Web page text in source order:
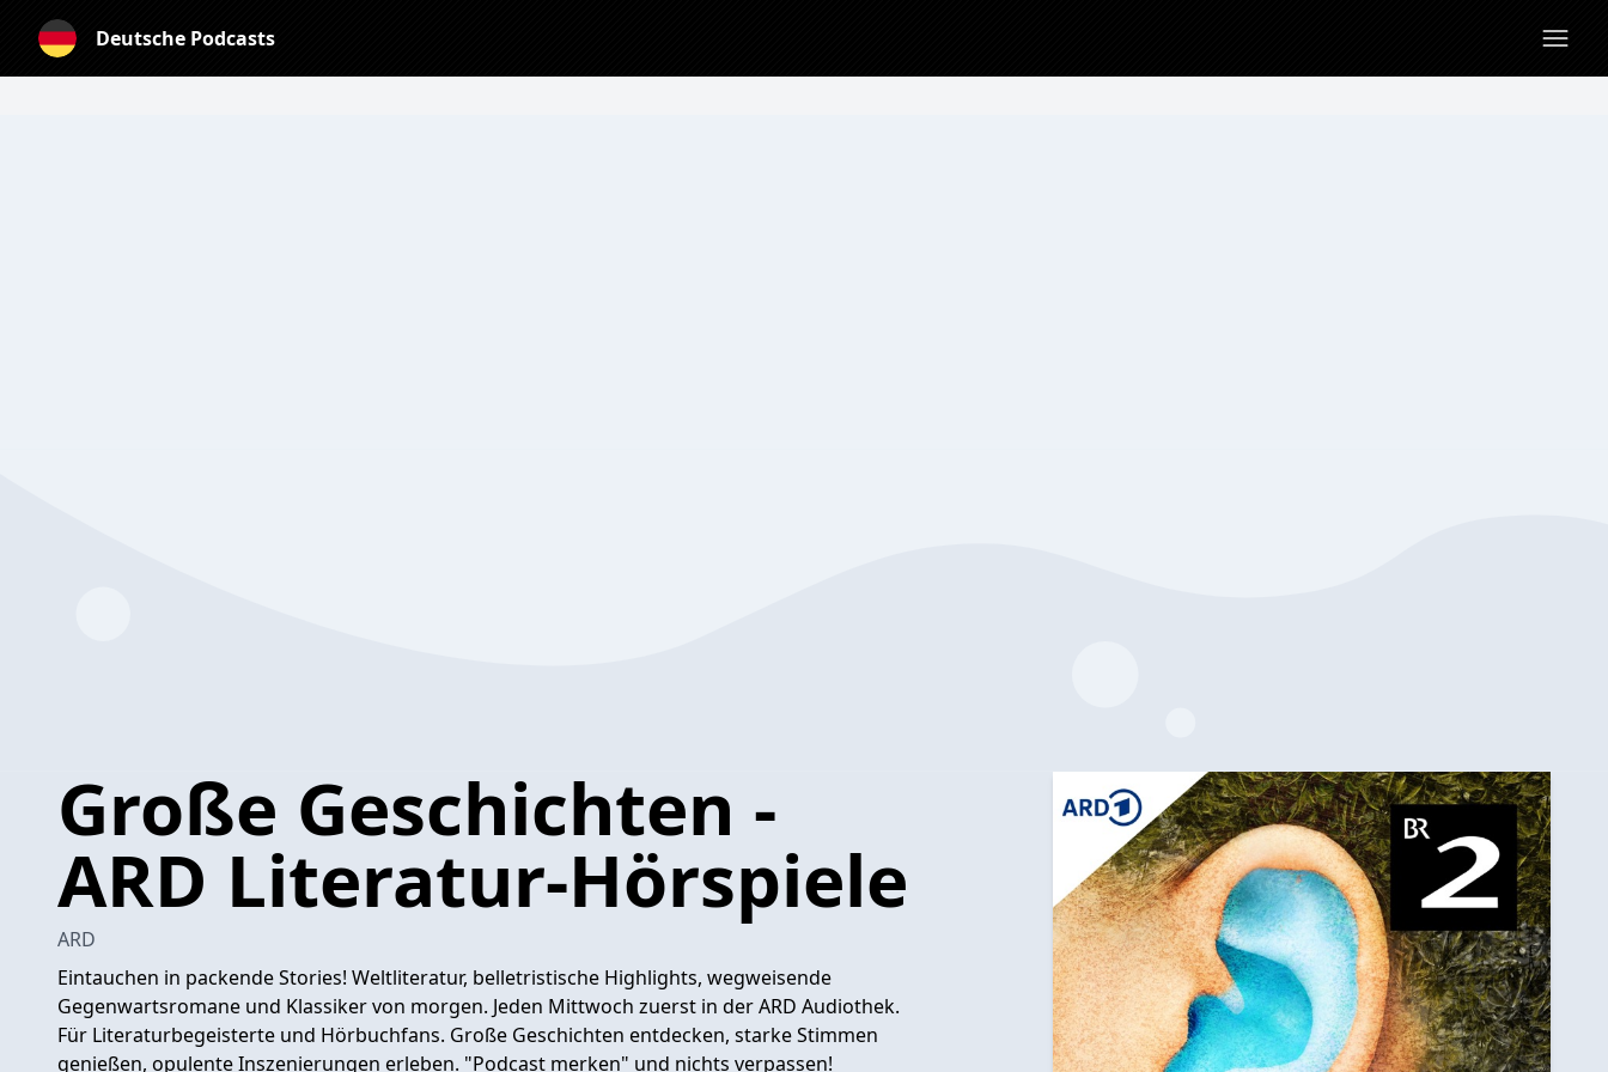
Deutsche Podcasts
Große Geschichten -
ARD Literatur-Hörspiele
ARD
Eintauchen in packende Stories! Weltliteratur, belletristische Highlights, wegweisende
Gegenwartsromane und Klassiker von morgen. Jeden Mittwoch zuerst in der ARD Audiothek.
Für Literaturbegeisterte und Hörbuchfans. Große Geschichten entdecken, starke Stimmen
genießen, opulente Inszenierungen erleben. "Podcast merken" und nichts verpassen!